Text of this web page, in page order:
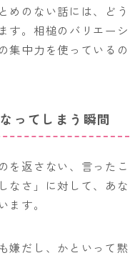
めのない話には、どう
す。相槌のバリエーシ
集中力を使っているの
ってしまう瞬間
を返さない、言ったこ
なさ」に対して、あな
す。
嫌だし、かといって黙